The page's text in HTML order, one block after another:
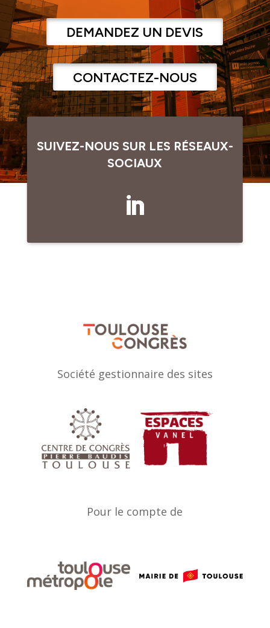
DEMANDEZ UN DEVIS
CONTACTEZ-NOUS
SUIVEZ-NOUS SUR LES RÉSEAUX-
SOCIAUX
Société gestionnaire des sites
Pour le compte de